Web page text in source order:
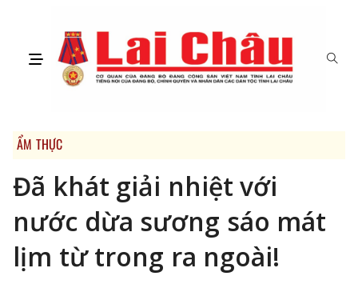
ẨM THỰC
Đã khát giải nhiệt với
nước dừa sương sáo mát
lịm từ trong ra ngoài!